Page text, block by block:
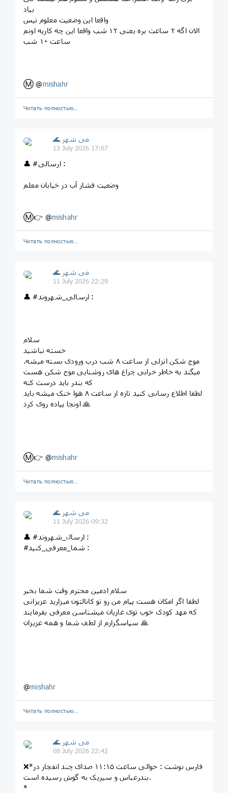
بیاد
واقعا این وضعیت معلوم نیس
الان اگه ۲ ساعت بره یعنی ۱۲ شب واقعا این چه کاریه اونم
ساعت ۱۰ شب
Ⓜ️ @mishahr
Читать полностью…
🌊 می شهر
13 July 2026 17:07
👤 #ارسالی :
وضعیت فشار آب در خیابان معلم
Ⓜ️👉 @mishahr
Читать полностью…
🌊 می شهر
11 July 2026 22:29
👤 #ارسالی_شهروند :
سلام
خسته نباشید
موج شکن انزلی از ساعت ۸ شب درب ورودی بسته میشه.
میگند به خاطر خرابی چراغ های روشنایی موج شکن هست
که بندر باید درست کنه
لطفا اطلاع رسانی کنید تازه از ساعت ۸ هوا خنک میشه باید
اونجا پیاده روی کرد 🙏
Ⓜ️👉 @mishahr
Читать полностью…
🌊 می شهر
11 July 2026 09:32
👤 #ارسال_شهروند :
#شما_معرفی_کنید :
سلام ادمین محترم وقت شما بخیر
لطفا اگر امکان هست پیام من رو تو کانالتون میزارید عزیزانی
که مهد کودک خوب توی غازیان میشناسن معرفی بفرمایند
سپاسگزارم از لطف شما و همه عزیزان 🙏
@mishahr
Читать полностью…
🌊 می شهر
08 July 2026 22:42
❌*فارس نوشت : حوالی ساعت ۱۱:۱۵ صدای چند انفجار در
بندرعباس و سیریک به گوش رسیده است.
*